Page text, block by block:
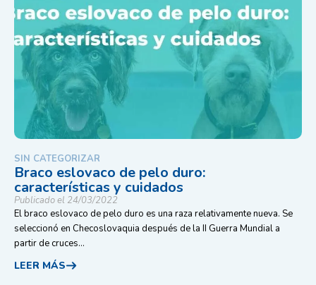
SIN CATEGORIZAR
Braco eslovaco de pelo duro:
características y cuidados
Publicado el 24/03/2022
El braco eslovaco de pelo duro es una raza relativamente nueva. Se
seleccionó en Checoslovaquia después de la II Guerra Mundial a
partir de cruces...
LEER MÁS